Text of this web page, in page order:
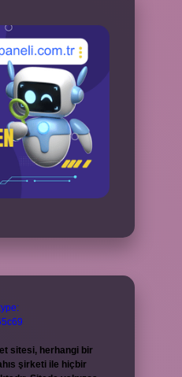
sitesi, herhangi bir
şirketi ile hiçbir